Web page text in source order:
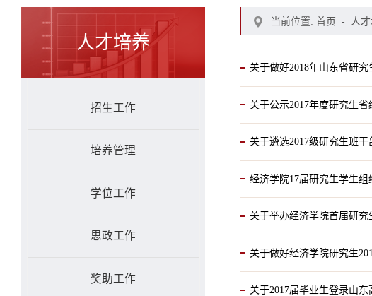
人才培养
招生工作
培养管理
学位工作
思政工作
奖助工作
当前位置: 首页 - 人
关于做好2018年山东省研
关于公示2017年度研究生
关于遴选2017级研究生班
经济学院17届研究生学生组
关于举办经济学院首届研究
关于做好经济学院研究生
关于2017届毕业生登录山